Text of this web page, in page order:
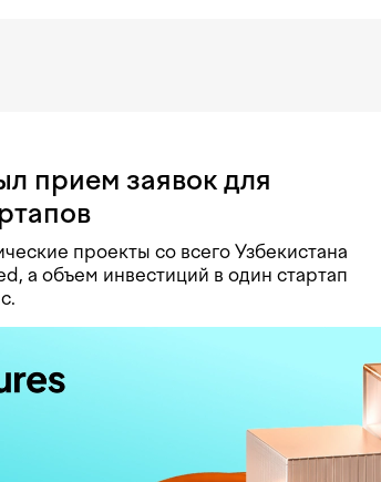
прием заявок для
проекты со всего Узбекистана
а объем инвестиций в один стартап